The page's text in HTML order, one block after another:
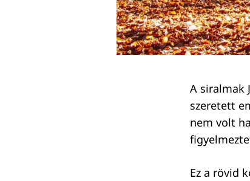
A siralmak
szeretett
nem volt
Ez a rövid